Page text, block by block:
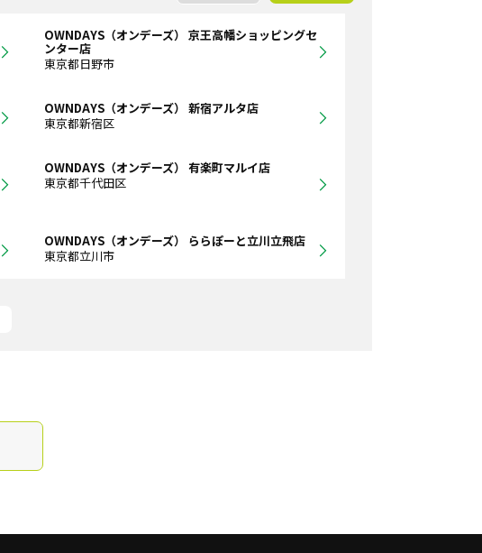
OWNDAYS（オンデーズ） 京王高幡ショッピングセ
ンター店
東京都日野市
OWNDAYS（オンデーズ） 新宿アルタ店
東京都新宿区
OWNDAYS（オンデーズ） 有楽町マルイ店
東京都千代田区
OWNDAYS（オンデーズ） ららぽーと立川立飛店
東京都立川市